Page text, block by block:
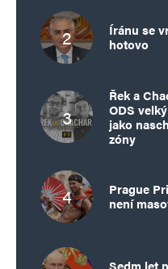
Íránu se
hotovo
Řek a
ODS
jako
zóny
Prague
není